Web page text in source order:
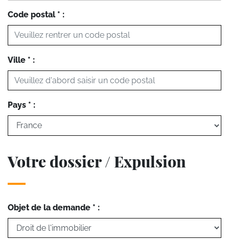
Code postal * :
Ville * :
Pays * :
Votre dossier / Expulsion
Objet de la demande * :